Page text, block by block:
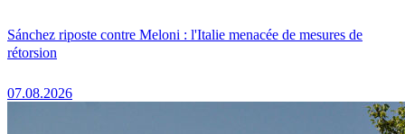
Sánchez riposte contre Meloni : l'Italie menacée de mesures de
rétorsion
07.08.2026